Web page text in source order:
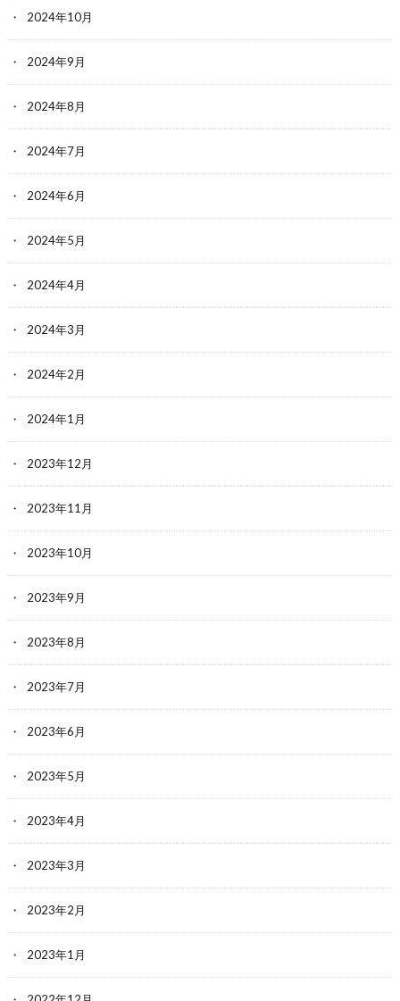
2024年10月
2024年9月
2024年8月
2024年7月
2024年6月
2024年5月
2024年4月
2024年3月
2024年2月
2024年1月
2023年12月
2023年11月
2023年10月
2023年9月
2023年8月
2023年7月
2023年6月
2023年5月
2023年4月
2023年3月
2023年2月
2023年1月